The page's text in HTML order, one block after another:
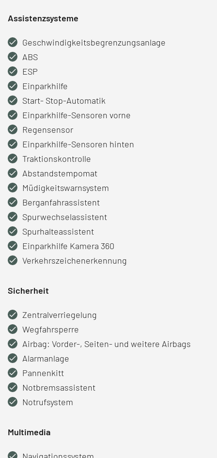
Assistenzsysteme
Geschwindigkeitsbegrenzungsanlage
ABS
ESP
Einparkhilfe
Start- Stop-Automatik
Einparkhilfe-Sensoren vorne
Regensensor
Einparkhilfe-Sensoren hinten
Traktionskontrolle
Abstandstempomat
Müdigkeitswarnsystem
Berganfahrassistent
Spurwechselassistent
Spurhalteassistent
Einparkhilfe Kamera 360
Verkehrszeichenerkennung
Sicherheit
Zentralverriegelung
Wegfahrsperre
Airbag: Vorder-, Seiten- und weitere Airbags
Alarmanlage
Pannenkitt
Notbremsassistent
Notrufsystem
Multimedia